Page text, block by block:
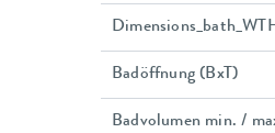
Badöffnung (BxT)
Badvolumen min. /